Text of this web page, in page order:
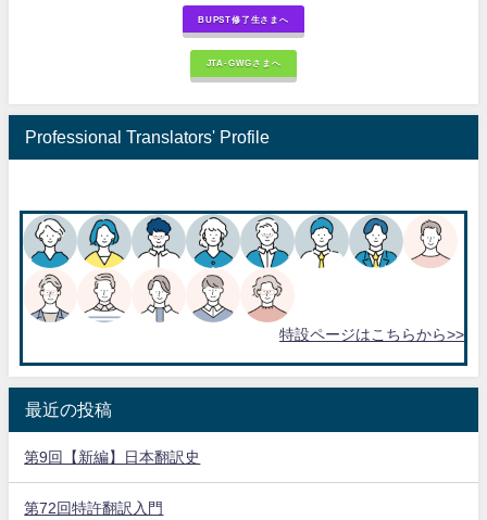
BUPST修了生さまへ
JTA-GWGさまへ
Professional Translators' Profile
特設ページはこちらから>>
最近の投稿
第9回【新編】日本翻訳史
第72回特許翻訳入門